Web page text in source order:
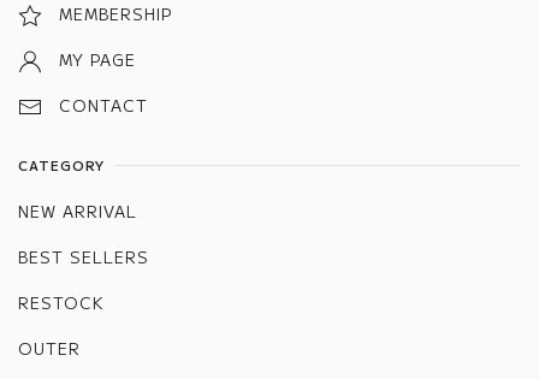
MEMBERSHIP
MY PAGE
CONTACT
CATEGORY
NEW ARRIVAL
BEST SELLERS
RESTOCK
OUTER